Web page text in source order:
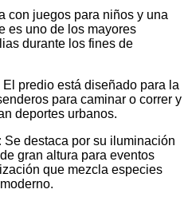
con juegos para niños y una
es uno de los mayores
durante los fines de
El predio está diseñado para la
para caminar o correr y
deportes urbanos.
Se destaca por su iluminación
gran altura para eventos
que mezcla especies